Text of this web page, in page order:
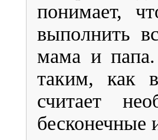
понимает,
выполнить
мама и
таким, как
считает
бесконечные